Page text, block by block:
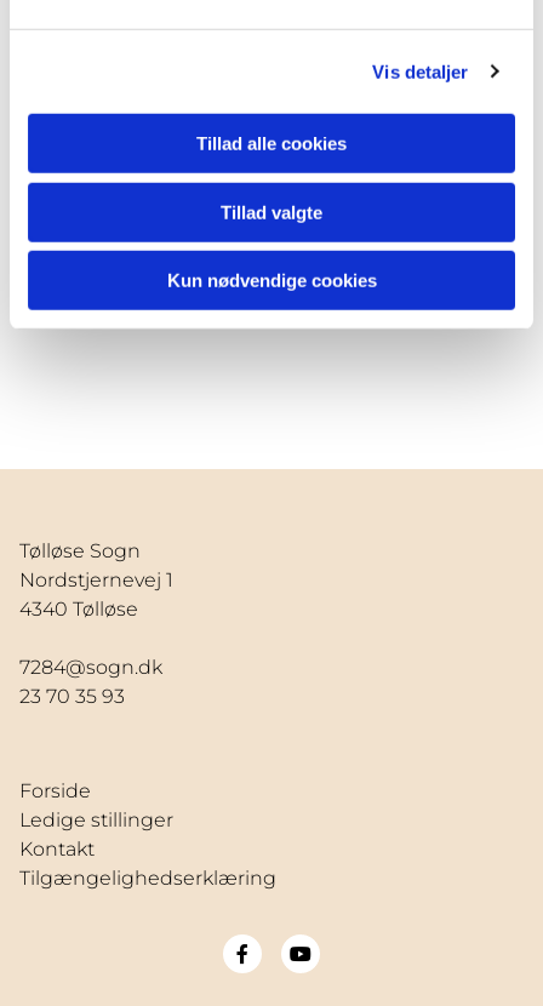
Vis detaljer
Tillad alle cookies
Tillad valgte
Kun nødvendige cookies
Tølløse Sogn
Nordstjernevej 1
4340 Tølløse
7284@sogn.dk
23 70 35 93
Forside
Ledige stillinger
Kontakt
Tilgængelighedserklæring